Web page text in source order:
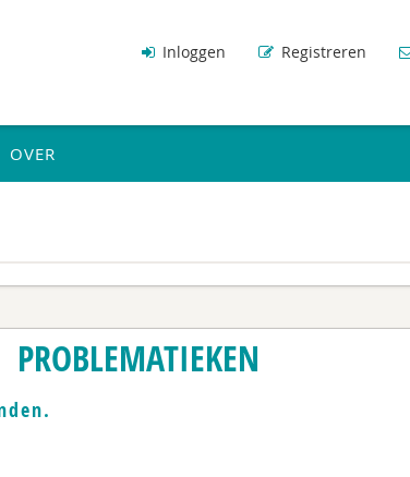
Inloggen Registreren
OVER
PROBLEMATIEKEN